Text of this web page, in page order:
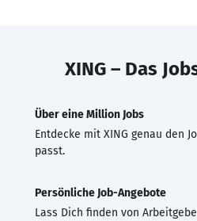
XING – Das
Über eine Million Jobs
Entdecke mit XING genau den
passt.
Persönliche Job-Angebote
Lass Dich finden von